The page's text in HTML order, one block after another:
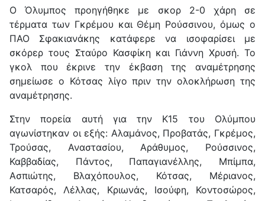
Ο Όλυμπος προηγήθηκε με σκορ 2-0 χάρη σε
τέρματα των Γκρέμου και Θέμη Ρούσσινου, όμως ο
ΠΑΟ Σφακιανάκης κατάφερε να ισοφαρίσει με
σκόρερ τους Σταύρο Κασφίκη και Γιάννη Χρυσή. Το
γκολ που έκρινε την έκβαση της αναμέτρησης
σημείωσε ο Κότσας λίγο πριν την ολοκλήρωση της
αναμέτρησης.
Στην πορεία αυτή για την Κ15 του Ολύμπου
αγωνίστηκαν οι εξής: Αλαμάνος, Προβατάς, Γκρέμος,
Τρούσας, Αναστασίου, Αράθυμος, Ρούσσινος,
Καββαδίας, Πάντος, Παπαγιανέλλης, Μπίμπα,
Ασπιώτης, Βλαχόπουλος, Κότσας, Μέριανος,
Κατσαρός, Λέλλας, Κριωνάς, Ισούφη, Κοντοσώρος,